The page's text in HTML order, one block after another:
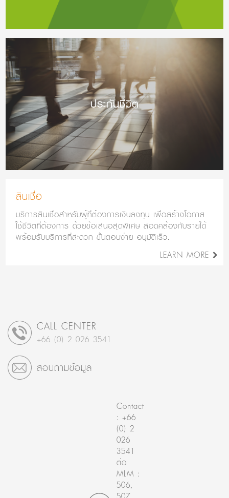
ประกันชีวิต
สินเชื่อ
บริการสินเชื่อสำหรับผู้ที่ต้องการเงินลงทุน เพื่อสร้างโอกาส
ใช้ชีวิตที่ต้องการ ด้วยข้อเสนอสุดพิเศษ สอดคล้องกับรายได้
พร้อมรับบริการที่สะดวก ขั้นตอนง่าย อนุมัติเร็ว.
LEARN MORE
CALL CENTER
+66 (0) 2 026 3541
สอบถามข้อมูล
Contact
: +66
(0) 2
026
3541
ต่อ
MLM :
506,